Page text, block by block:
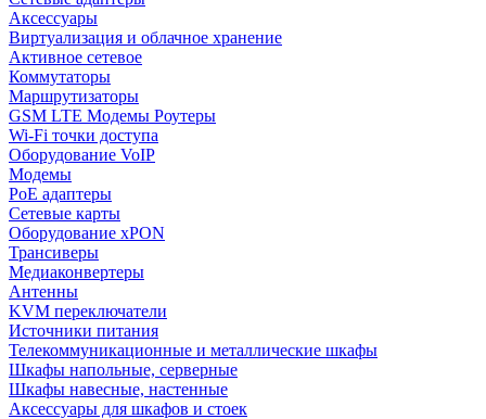
Аксессуары
Виртуализация и облачное хранение
Активное сетевое
Коммутаторы
Маршрутизаторы
GSM LTE Модемы Роутеры
Wi-Fi точки доступа
Оборудование VoIP
Модемы
PoE адаптеры
Сетевые карты
Оборудование xPON
Трансиверы
Медиаконвертеры
Антенны
KVM переключатели
Источники питания
Телекоммуникационные и металлические шкафы
Шкафы напольные, серверные
Шкафы навесные, настенные
Аксессуары для шкафов и стоек